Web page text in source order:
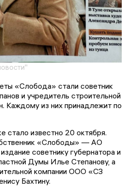
«Слобода» стали советник
и учредитель строительной
Каждому из них принадлежит по
стало известно 20 октября.
«Слободы» — АО
советнику губернатора и
Думы Илье Степанову, а
компании ООО «СЗ
Бахтину.